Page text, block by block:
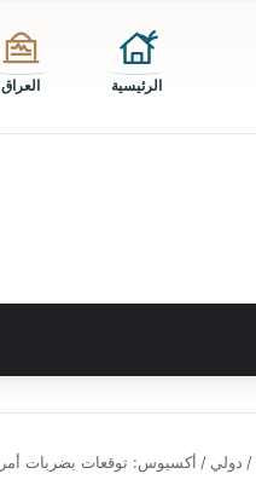
الرئيسية العراق
/ دولي / أكسيوس: توقعات بضربات